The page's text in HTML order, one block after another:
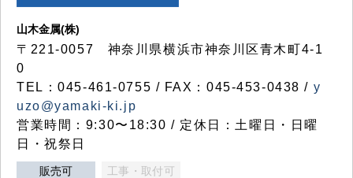
山木金属(株)
〒221-0057 神奈川県横浜市神奈川区青木町4-1
0
TEL：045-461-0755 / FAX：045-453-0438 / y
uzo@yamaki-ki.jp
営業時間：9:30〜18:30 / 定休日：土曜日・日曜
日・祝祭日
販売可 工事・取付可